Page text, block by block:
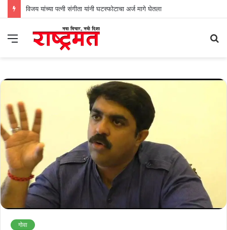
विजय यांच्या पत्नी संगीता यांनी घटस्फोटाचा अर्ज मागे घेतला
Menu
गोवा